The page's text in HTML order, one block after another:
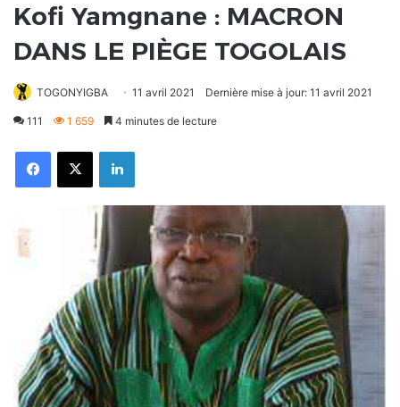
Kofi Yamgnane : MACRON
DANS LE PIÈGE TOGOLAIS
TOGONYIGBA 11 avril 2021 Dernière mise à jour: 11 avril 2021
111 1 659 4 minutes de lecture
FacebookX Linkedin